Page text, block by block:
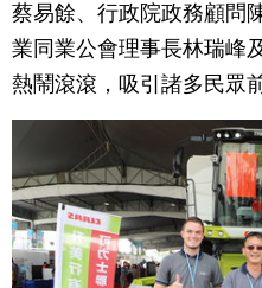
蔡易餘、行政院政務顧問
業同業公會理事長林瑞峰
熱鬧滾滾，吸引諸多民眾